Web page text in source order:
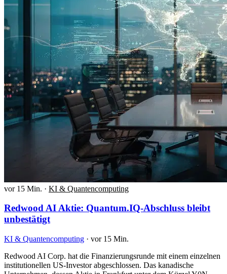
vor 15 Min. · KI & Quantencomputing
Redwood AI Aktie: Quantum.IQ-Abschluss bleibt
unbestätigt
KI & Quantencomputing · vor 15 Min.
Redwood AI Corp. hat die Finanzierungsrunde mit einem einzelnen
institutionellen US-Investor abgeschlossen. Das kanadische